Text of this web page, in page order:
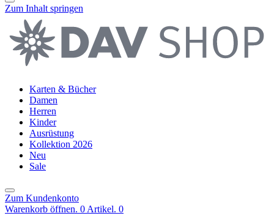
Zum Inhalt springen
Karten & Bücher
Damen
Herren
Kinder
Ausrüstung
Kollektion 2026
Neu
Sale
Zum Kundenkonto
Warenkorb öffnen. 0 Artikel. 0